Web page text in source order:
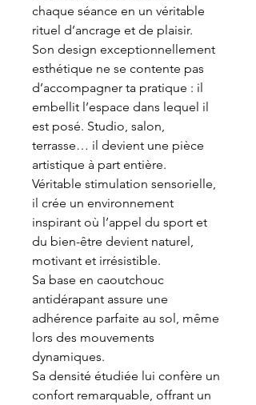
chaque séance en un véritable
rituel d’ancrage et de plaisir.
Son design exceptionnellement
esthétique ne se contente pas
d’accompagner ta pratique : il
embellit l’espace dans lequel il
est posé. Studio, salon,
terrasse… il devient une pièce
artistique à part entière.
Véritable stimulation sensorielle,
il crée un environnement
inspirant où l’appel du sport et
du bien-être devient naturel,
motivant et irrésistible.
Sa base en caoutchouc
antidérapant assure une
adhérence parfaite au sol, même
lors des mouvements
dynamiques.
Sa densité étudiée lui confère un
confort remarquable, offrant un